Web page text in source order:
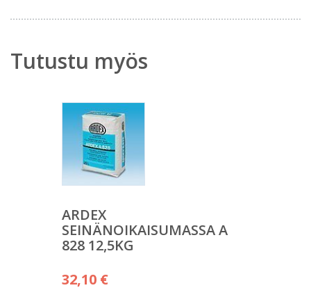
Tutustu myös
ARDEX
SEINÄNOIKAISUMASSA A
828 12,5KG
32,10 €